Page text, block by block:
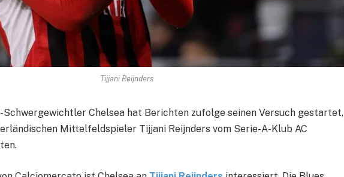
Tijjani Reijnders
Schwergewichtler Chelsea hat Berichten zufolge seinen Versuch gestartet,
Mittelfeldspieler Tijjani Reijnders vom Serie-A-Klub AC